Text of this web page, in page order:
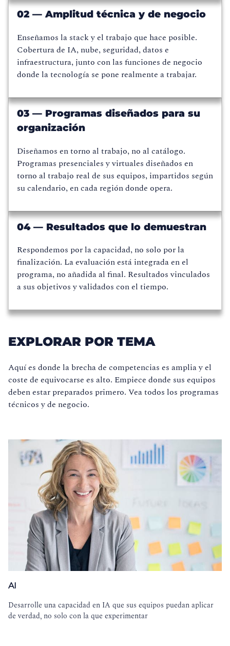
02 — Amplitud técnica y de negocio
Enseñamos la stack y el trabajo que hace posible.
Cobertura de IA, nube, seguridad, datos e
infraestructura, junto con las funciones de negocio
donde la tecnología se pone realmente a trabajar.
03 — Programas diseñados para su
organización
Diseñamos en torno al trabajo, no al catálogo.
Programas presenciales y virtuales diseñados en
torno al trabajo real de sus equipos, impartidos según
su calendario, en cada región donde opera.
04 — Resultados que lo demuestran
Respondemos por la capacidad, no solo por la
finalización. La evaluación está integrada en el
programa, no añadida al final. Resultados vinculados
a sus objetivos y validados con el tiempo.
EXPLORAR POR TEMA
Aquí es donde la brecha de competencias es amplia y el
coste de equivocarse es alto. Empiece donde sus equipos
deben estar preparados primero. Vea todos los programas
técnicos y de negocio.
AI
Desarrolle una capacidad en IA que sus equipos puedan aplicar
de verdad, no solo con la que experimentar